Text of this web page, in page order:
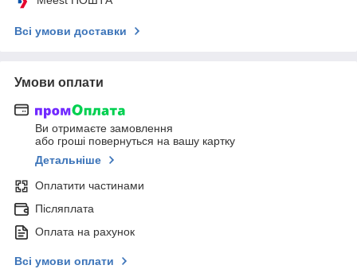
Всі умови доставки
Умови оплати
Ви отримаєте замовлення
або гроші повернуться на вашу картку
Детальніше
Оплатити частинами
Післяплата
Оплата на рахунок
Всі умови оплати